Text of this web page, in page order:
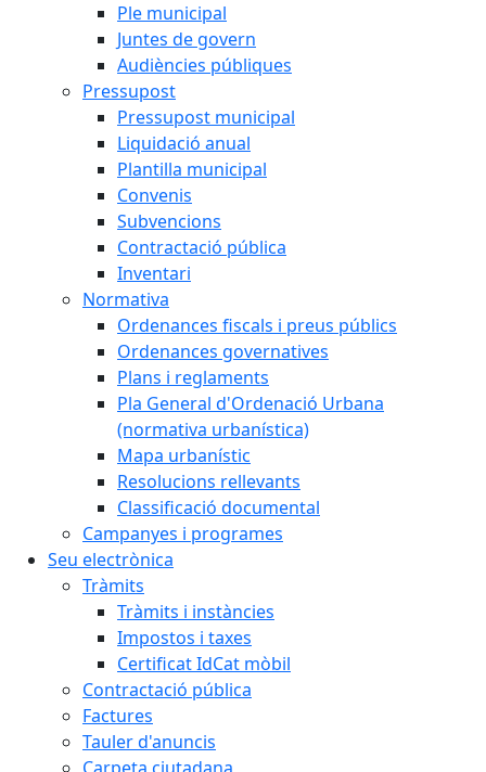
Ple municipal
Juntes de govern
Audiències públiques
Pressupost
Pressupost municipal
Liquidació anual
Plantilla municipal
Convenis
Subvencions
Contractació pública
Inventari
Normativa
Ordenances fiscals i preus públics
Ordenances governatives
Plans i reglaments
Pla General d'Ordenació Urbana
(normativa urbanística)
Mapa urbanístic
Resolucions rellevants
Classificació documental
Campanyes i programes
Seu electrònica
Tràmits
Tràmits i instàncies
Impostos i taxes
Certificat IdCat mòbil
Contractació pública
Factures
Tauler d'anuncis